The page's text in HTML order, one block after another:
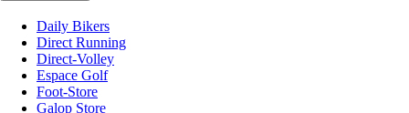
Daily Bikers
Direct Running
Direct-Volley
Espace Golf
Foot-Store
Galop Store